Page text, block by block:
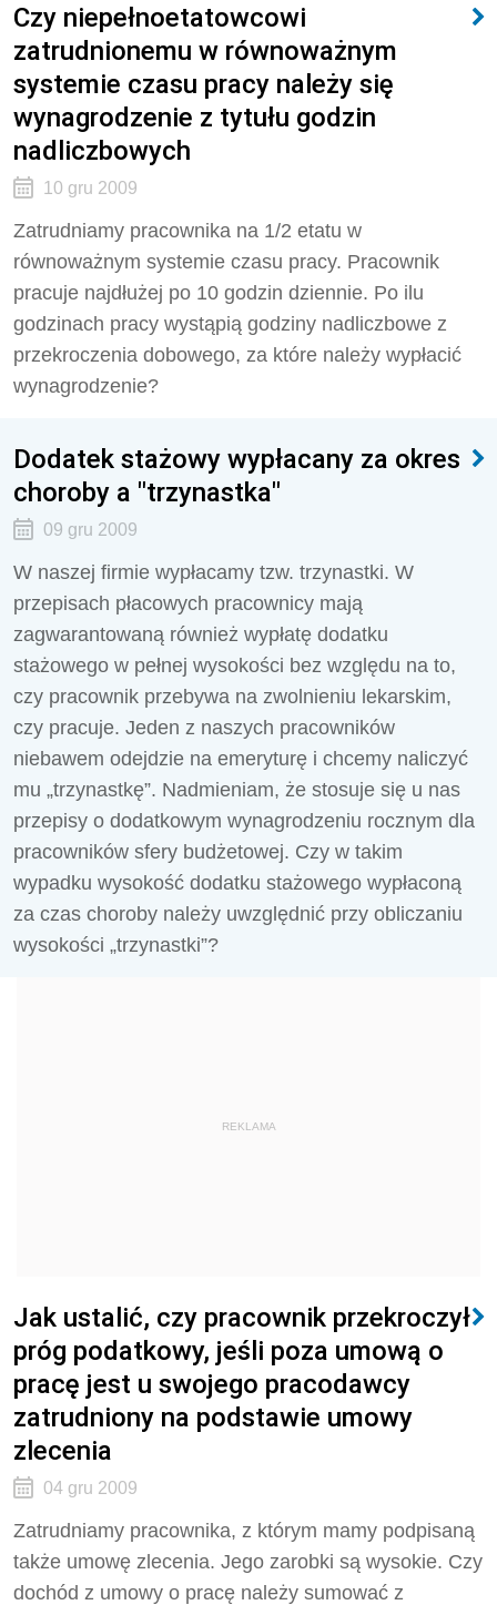
Czy niepełnoetatowcowi
zatrudnionemu w równoważnym
systemie czasu pracy należy się
wynagrodzenie z tytułu godzin
nadliczbowych
10 gru 2009
Zatrudniamy pracownika na 1/2 etatu w
równoważnym systemie czasu pracy. Pracownik
pracuje najdłużej po 10 godzin dziennie. Po ilu
godzinach pracy wystąpią godziny nadliczbowe z
przekroczenia dobowego, za które należy wypłacić
wynagrodzenie?
Dodatek stażowy wypłacany za okres
choroby a "trzynastka"
09 gru 2009
W naszej firmie wypłacamy tzw. trzynastki. W
przepisach płacowych pracownicy mają
zagwarantowaną również wypłatę dodatku
stażowego w pełnej wysokości bez względu na to,
czy pracownik przebywa na zwolnieniu lekarskim,
czy pracuje. Jeden z naszych pracowników
niebawem odejdzie na emeryturę i chcemy naliczyć
mu „trzynastkę”. Nadmieniam, że stosuje się u nas
przepisy o dodatkowym wynagrodzeniu rocznym dla
pracowników sfery budżetowej. Czy w takim
wypadku wysokość dodatku stażowego wypłaconą
za czas choroby należy uwzględnić przy obliczaniu
wysokości „trzynastki”?
REKLAMA
Jak ustalić, czy pracownik przekroczył
próg podatkowy, jeśli poza umową o
pracę jest u swojego pracodawcy
zatrudniony na podstawie umowy
zlecenia
04 gru 2009
Zatrudniamy pracownika, z którym mamy podpisaną
także umowę zlecenia. Jego zarobki są wysokie. Czy
dochód z umowy o pracę należy sumować z